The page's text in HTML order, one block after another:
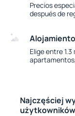
Precios
después de
Elige entre
Najczęściej